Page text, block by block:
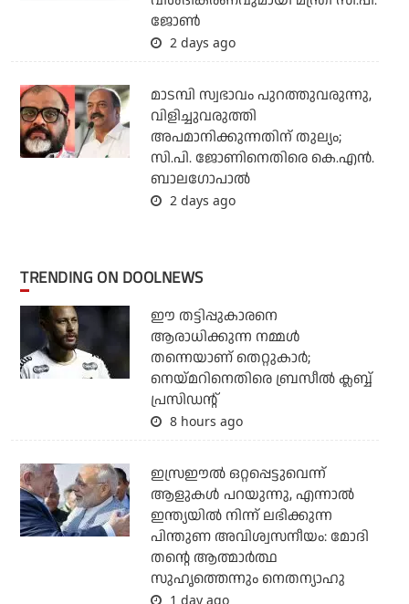
ജോണ്‍
2 days ago
മാടമ്പി സ്വഭാവം പുറത്തുവരുന്നു,
വിളിച്ചുവരുത്തി
അപമാനിക്കുന്നതിന് തുല്യം;
സി.പി. ജോണിനെതിരെ കെ.എന്‍.
ബാലഗോപാല്‍
2 days ago
TRENDING ON DOOLNEWS
ഈ തട്ടിപ്പുകാരനെ
ആരാധിക്കുന്ന നമ്മള്‍
തന്നെയാണ് തെറ്റുകാര്‍;
നെയ്മറിനെതിരെ ബ്രസീല്‍ ക്ലബ്ബ്
പ്രസിഡന്റ്
8 hours ago
ഇസ്രഈല്‍ ഒറ്റപ്പെട്ടുവെന്ന്
ആളുകള്‍ പറയുന്നു, എന്നാല്‍
ഇന്ത്യയില്‍ നിന്ന് ലഭിക്കുന്ന
പിന്തുണ അവിശ്വസനീയം: മോദി
തന്റെ ആത്മാര്‍ത്ഥ
സുഹൃത്തെന്നും നെതന്യാഹു
1 day ago